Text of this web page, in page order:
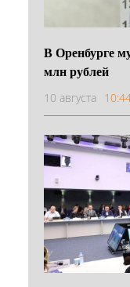
В Оренбурге
млн рублей
10 августа